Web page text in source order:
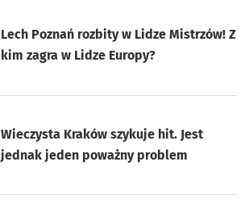
Lech Poznań rozbity w Lidze Mistrzów! Z
kim zagra w Lidze Europy?
Wieczysta Kraków szykuje hit. Jest
jednak jeden poważny problem